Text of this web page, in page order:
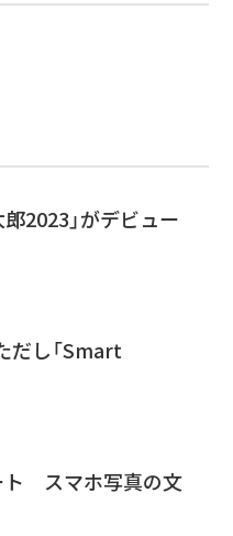
2023」がデビュー
し「Smart
ト スマホ写真の文